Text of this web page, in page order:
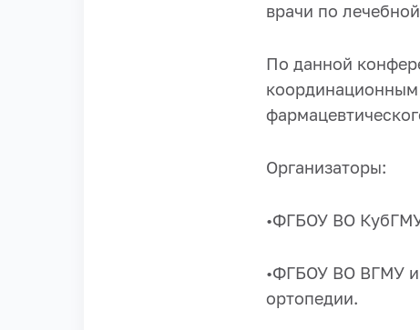
врачи по
По данной
Организаторы:
•ФГБОУ ВО
•ФГБОУ ВО ВГМУ
ортопедии.